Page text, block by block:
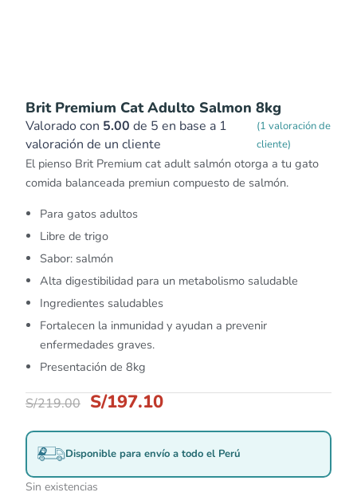
Brit Premium Cat Adulto Salmon 8kg
Valorado con 5.00 de 5 en base a 1
valoración de un cliente
(1 valoración de
cliente)
El pienso Brit Premium cat adult salmón otorga a tu gato
comida balanceada premiun compuesto de salmón.
Para gatos adultos
Libre de trigo
Sabor: salmón
Alta digestibilidad para un metabolismo saludable
Ingredientes saludables
Fortalecen la inmunidad y ayudan a prevenir
enfermedades graves.
Presentación de 8kg
S/219.00 S/197.10
Disponible para envío a todo el Perú
Sin existencias